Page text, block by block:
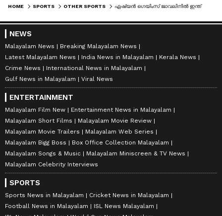
HOME SPORTS OTHER SPORTS ഏഷ്യൻ ഗെയിംസ് ജാവലിനിൽ ഇന്ത്യൻ താരങ്ങൾ തമ്മിൽ ഇഞ്ചോടിഞ്ച് പോരാട്ടം, ഒടുവിൽ സ്വർണം എറിഞ്ഞിട്ട് നീരജ് ചോപ്ര
NEWS
Malayalam News
Breaking Malayalam News
Latest Malayalam News
India News in Malayalam
Kerala News
Crime News
International News in Malayalam
Gulf News in Malayalam
Viral News
ENTERTAINMENT
Malayalam Film New
Entertainment News in Malayalam
Malayalam Short Films
Malayalam Movie Review
Malayalam Movie Trailers
Malayalam Web Series
Malayalam Bigg Boss
Box Office Collection Malayalam
Malayalam Songs & Music
Malayalam Miniscreen & TV News
Malayalam Celebrity Interviews
SPORTS
Sports News in Malayalam
Cricket News in Malayalam
Football News in Malayalam
ISL News Malayalam